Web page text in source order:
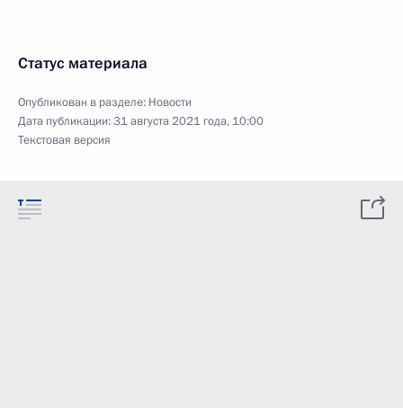
Статус материала
Опубликован в разделе: Новости
Дата публикации:31 августа 2021 года, 10:00
Текстовая версия